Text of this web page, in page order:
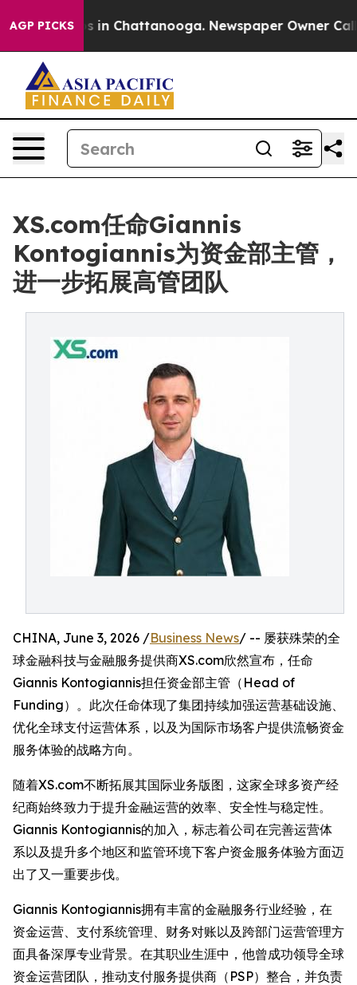
AGP PICKS
Chaos in Chattanooga. Newspaper Owner Calls
XS.com任命Giannis
Kontogiannis为资金部主管，
进一步拓展高管团队
CHINA, June 3, 2026 /Business News/ -- 屡获殊荣的全
球金融科技与金融服务提供商XS.com欣然宣布，任命
Giannis Kontogiannis担任资金部主管（Head of
Funding）。此次任命体现了集团持续加强运营基础设施、
优化全球支付运营体系，以及为国际市场客户提供流畅资金
服务体验的战略方向。
随着XS.com不断拓展其国际业务版图，这家全球多资产经
纪商始终致力于提升金融运营的效率、安全性与稳定性。
Giannis Kontogiannis的加入，标志着公司在完善运营体
系以及提升多个地区和监管环境下客户资金服务体验方面迈
出了又一重要步伐。
Giannis Kontogiannis拥有丰富的金融服务行业经验，在
资金运营、支付系统管理、财务对账以及跨部门运营管理方
面具备深厚专业背景。在其职业生涯中，他曾成功领导全球
资金运营团队，推动支付服务提供商（PSP）整合，并负责